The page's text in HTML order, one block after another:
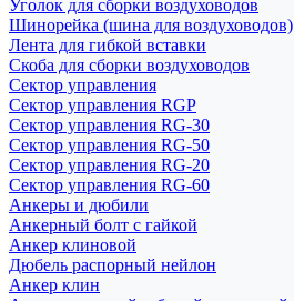
Уголок для сборки воздуховодов
Шинорейка (шина для воздуховодов)
Лента для гибкой вставки
Скоба для сборки воздуховодов
Сектор управления
Сектор управления RGP
Сектор управления RG-30
Сектор управления RG-50
Сектор управления RG-20
Сектор управления RG-60
Анкеры и дюбили
Анкерный болт с гайкой
Анкер клиновой
Дюбель распорный нейлон
Анкер клин